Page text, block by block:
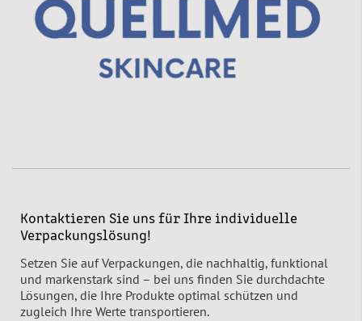
Kontaktieren Sie uns für Ihre individuelle
Verpackungslösung!
Setzen Sie auf Verpackungen, die nachhaltig, funktional
und markenstark sind – bei uns finden Sie durchdachte
Lösungen, die Ihre Produkte optimal schützen und
zugleich Ihre Werte transportieren.